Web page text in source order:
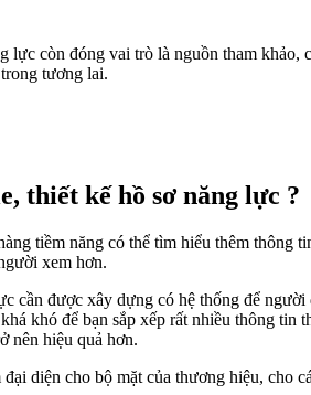
lực còn đóng vai trò là nguồn tham
tương lai.
thiết kế hồ sơ năng lực ?
tiềm năng có thể tìm hiểu thêm thông
xem hơn.
cần được xây dựng có hệ thống để
khó để bạn sắp xếp rất nhiều thông
nên hiệu quả hơn.
diện cho bộ mặt của thương hiệu,